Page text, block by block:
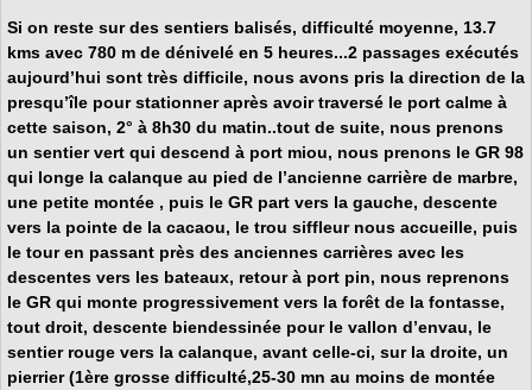
Si on reste sur des sentiers balisés, difficulté moyenne, 13.7
kms avec 780 m de dénivelé en 5 heures...2 passages exécutés
aujourd’hui sont très difficile, nous avons pris la direction de la
presqu’île pour stationner après avoir traversé le port calme à
cette saison, 2° à 8h30 du matin..tout de suite, nous prenons
un sentier vert qui descend à port miou, nous prenons le GR 98
qui longe la calanque au pied de l’ancienne carrière de marbre,
une petite montée , puis le GR part vers la gauche, descente
vers la pointe de la cacaou, le trou siffleur nous accueille, puis
le tour en passant près des anciennes carrières avec les
descentes vers les bateaux, retour à port pin, nous reprenons
le GR qui monte progressivement vers la forêt de la fontasse,
tout droit, descente biendessinée pour le vallon d’envau, le
sentier rouge vers la calanque, avant celle-ci, sur la droite, un
pierrier (1ère grosse difficulté,25-30 mn au moins de montée